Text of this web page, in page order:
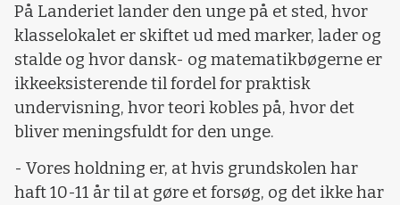
På Landeriet lander den unge på et sted, hvor
klasselokalet er skiftet ud med marker, lader og
stalde og hvor dansk- og matematikbøgerne er
ikkeeksisterende til fordel for praktisk
undervisning, hvor teori kobles på, hvor det
bliver meningsfuldt for den unge.
- Vores holdning er, at hvis grundskolen har
haft 10-11 år til at gøre et forsøg, og det ikke har